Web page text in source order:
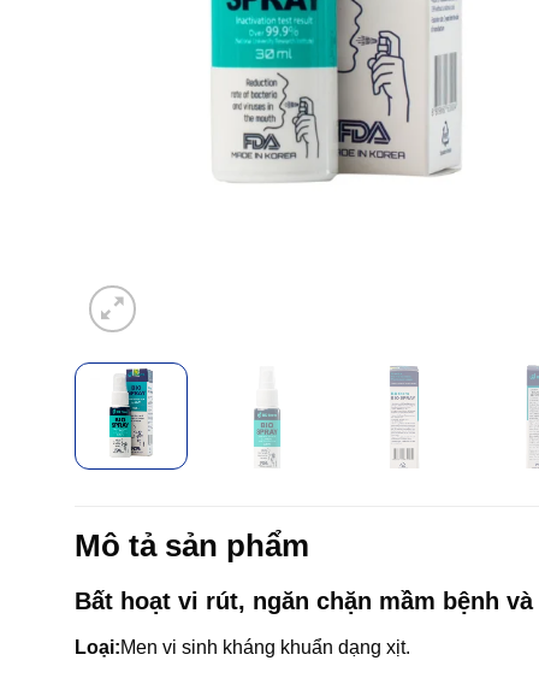
Mô tả sản phẩm
Bất hoạt vi rút, ngăn chặn mầm bệnh
Loại:Men vi sinh kháng khuẩn dạng xịt.